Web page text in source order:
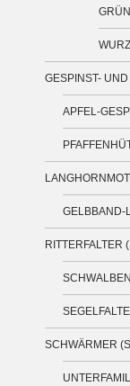
GESPINST-
APFEL-
GELBBAND-
RITTERFALTER
SCHWÄRMER